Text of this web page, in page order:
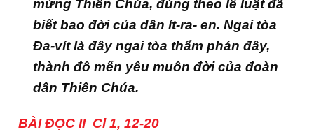
mừng Thiên Chúa, đúng theo lề luật đã
biết bao đời của dân ít-ra- en. Ngai tòa
Đa-vít là đây ngai tòa thẩm phán đây,
thành đô mến yêu muôn đời của đoàn
dân Thiên Chúa.
BÀI ĐỌC II Cl 1, 12-20